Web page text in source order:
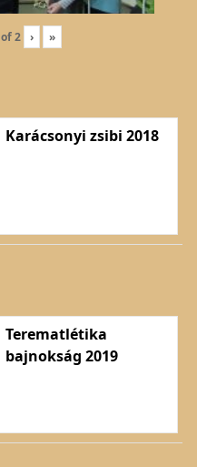
of2 › »
Karácsonyi zsibi 2018
Terematlétika
bajnokság 2019